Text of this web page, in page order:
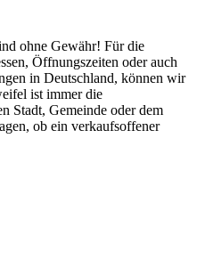
ohne Gewähr! Für die
Öffnungszeiten oder auch
in Deutschland, können wir
ist immer die
Stadt, Gemeinde oder dem
ob ein verkaufsoffener